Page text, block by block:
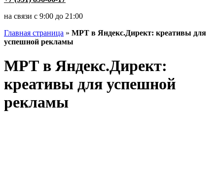
на связи с 9:00 до 21:00
Главная страница » МРТ в Яндекс.Директ: креативы для
успешной рекламы
МРТ в Яндекс.Директ:
креативы для успешной
рекламы